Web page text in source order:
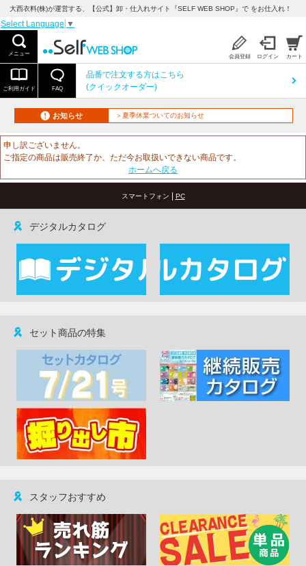
大西衣料(株)が運営する、【公式】卸・仕入れサイト『SELF WEB SHOP』で をお仕入れ！
Select Language ▼
メニュー 会員登録 ログイン カート
ご利用ガイド FAQ
品番で注文する方はこちら
(クイックオーダー)
お知らせ ＞夏季休業ついてのお知らせ
申し訳ございません。
ご指定の商品は販売終了か、ただ今お取扱いできない商品です。
ホームへ戻る
スマートフォン | PC
デジタルカタログ
セット商品の特集
スタッフおすすめ